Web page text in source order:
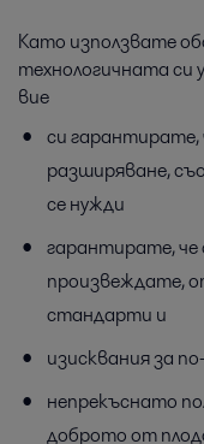
Като използвате
технологичната си
вие
си гарантирате,
разширяване,
се нужди
гарантирате,
произвеждате,
стандарти и
изисквания за
непрекъснато
доброто от